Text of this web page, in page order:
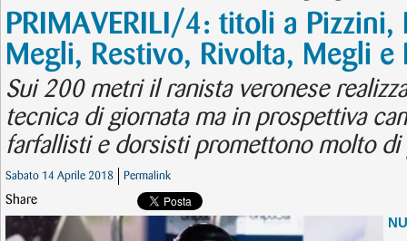
PRIMAVERILI/4: titoli a
Megli, Restivo, Rivolta, Megli e
Sui 200 metri il ranista veronese
tecnica di giornata ma in prospettiva
farfallisti e dorsisti promettono molto di
Sabato 14 Aprile 2018 Permalink
Share